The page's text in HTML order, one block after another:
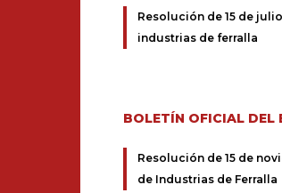
Resolución de 15 de
industrias de ferralla
BOLETÍN OFICIAL DEL
Resolución de 15 de
de Industrias de Ferralla